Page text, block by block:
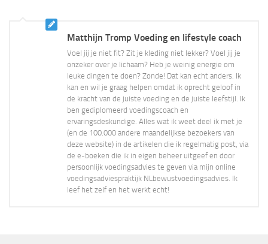
Matthijn Tromp Voeding en lifestyle coach
Voel jij je niet fit? Zit je kleding niet lekker? Voel jij je
onzeker over je lichaam? Heb je weinig energie om
leuke dingen te doen? Zonde! Dat kan echt anders. Ik
kan en wil je graag helpen omdat ik oprecht geloof in
de kracht van de juiste voeding en de juiste leefstijl. Ik
ben gediplomeerd voedingscoach en
ervaringsdeskundige. Alles wat ik weet deel ik met je
(en de 100.000 andere maandelijkse bezoekers van
deze website) in de artikelen die ik regelmatig post, via
de e-boeken die ik in eigen beheer uitgeef en door
persoonlijk voedingsadvies te geven via mijn online
voedingsadviespraktijk NLbewustvoedingsadvies. Ik
leef het zelf en het werkt echt!